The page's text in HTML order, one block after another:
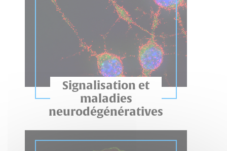
Signalisation et
maladies
neurodégénératives